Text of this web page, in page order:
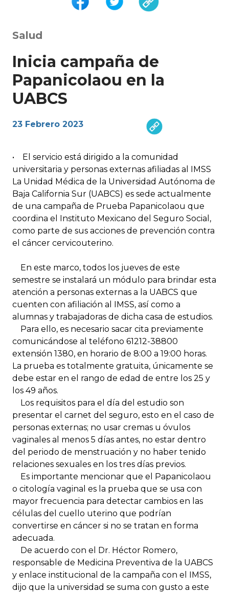
Salud
Inicia campaña de
Papanicolaou en la
UABCS
23 Febrero 2023
• El servicio está dirigido a la comunidad
universitaria y personas externas afiliadas al IMSS
La Unidad Médica de la Universidad Autónoma de
Baja California Sur (UABCS) es sede actualmente
de una campaña de Prueba Papanicolaou que
coordina el Instituto Mexicano del Seguro Social,
como parte de sus acciones de prevención contra
el cáncer cervicouterino.
En este marco, todos los jueves de este
semestre se instalará un módulo para brindar esta
atención a personas externas a la UABCS que
cuenten con afiliación al IMSS, así como a
alumnas y trabajadoras de dicha casa de estudios.
Para ello, es necesario sacar cita previamente
comunicándose al teléfono 61212-38800
extensión 1380, en horario de 8:00 a 19:00 horas.
La prueba es totalmente gratuita, únicamente se
debe estar en el rango de edad de entre los 25 y
los 49 años.
Los requisitos para el día del estudio son
presentar el carnet del seguro, esto en el caso de
personas externas; no usar cremas u óvulos
vaginales al menos 5 días antes, no estar dentro
del periodo de menstruación y no haber tenido
relaciones sexuales en los tres días previos.
Es importante mencionar que el Papanicolaou
o citología vaginal es la prueba que se usa con
mayor frecuencia para detectar cambios en las
células del cuello uterino que podrían
convertirse en cáncer si no se tratan en forma
adecuada.
De acuerdo con el Dr. Héctor Romero,
responsable de Medicina Preventiva de la UABCS
y enlace institucional de la campaña con el IMSS,
dijo que la universidad se suma con gusto a este